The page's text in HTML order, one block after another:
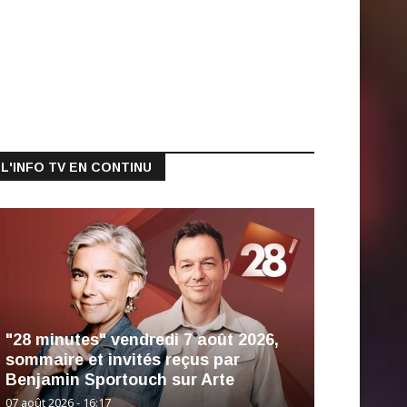
L'INFO TV EN CONTINU
"28 minutes" vendredi 7 août 2026,
sommaire et invités reçus par
Benjamin Sportouch sur Arte
07 août 2026 - 16:17